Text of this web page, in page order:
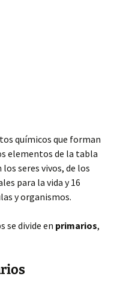
químicos que forman
elementos de la tabla
seres vivos, de los
para la vida y 16
y organismos.
se divide en primarios,